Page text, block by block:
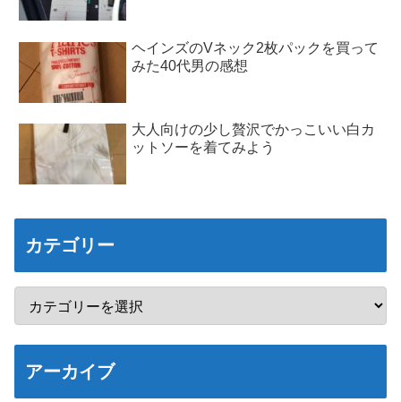
ヘインズのVネック2枚パックを買って
みた40代男の感想
大人向けの少し贅沢でかっこいい白カ
ットソーを着てみよう
カテゴリー
アーカイブ